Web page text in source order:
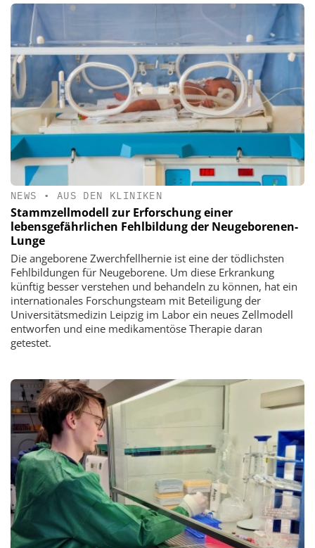
NEWS • AUS DEN KLINIKEN
Stammzellmodell zur Erforschung einer
lebensgefährlichen Fehlbildung der Neugeborenen-
Lunge
Die angeborene Zwerchfellhernie ist eine der tödlichsten
Fehlbildungen für Neugeborene. Um diese Erkrankung
künftig besser verstehen und behandeln zu können, hat ein
internationales Forschungsteam mit Beteiligung der
Universitätsmedizin Leipzig im Labor ein neues Zellmodell
entworfen und eine medikamentöse Therapie daran
getestet.